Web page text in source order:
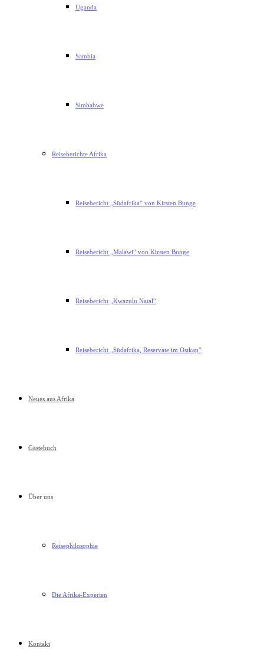
Uganda
Sambia
Simbabwe
Reiseberichte Afrika
Reisebericht „Südafrika“ von Kirsten Bunge
Reisebericht „Malawi“ von Kirsten Bunge
Reisebericht „Kwazulu Natal“
Reisebericht „Südafrika, Reservate im Ostkap“
Neues aus Afrika
Gästebuch
Über uns
Reisephilosophie
Die Afrika-Experten
Kontakt